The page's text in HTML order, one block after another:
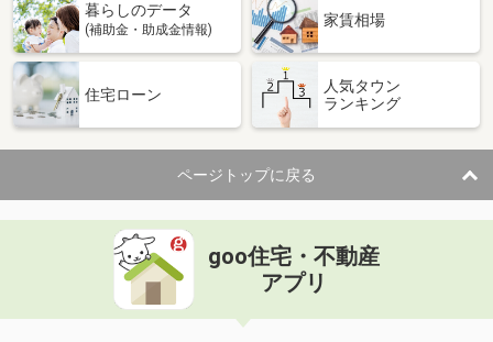
暮らしのデータ
(補助金・助成金情報)
家賃相場
住宅ローン
人気タウン
ランキング
ページトップに戻る
goo住宅・不動産
アプリ